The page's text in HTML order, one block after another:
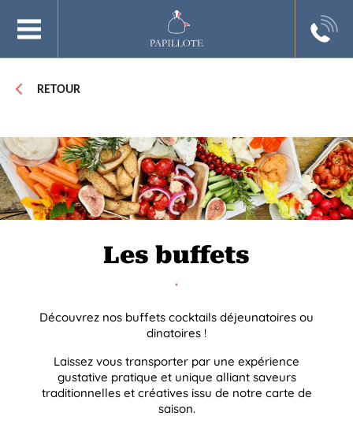
RETOUR
Les buffets
Découvrez nos buffets cocktails déjeunatoires ou
dinatoires !
Laissez vous transporter par une expérience
gustative pratique et unique alliant saveurs
traditionnelles et créatives issu de notre carte de
saison.